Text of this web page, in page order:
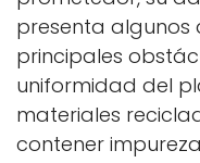
presenta algunos
principales
uniformidad del
materiales
contener